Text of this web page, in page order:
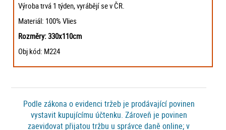
Výroba trvá 1 týden, vyrábějí se v ČR.
Materiál: 100% Vlies
Rozměry: 330x110cm
Obj kód: M224
Podle zákona o evidenci tržeb je prodávající povinen
vystavit kupujícímu účtenku. Zároveň je povinen
zaevidovat přijatou tržbu u správce daně online; v